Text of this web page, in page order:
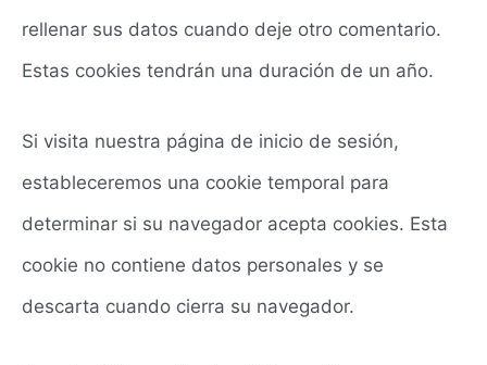
rellenar sus datos cuando deje otro comentario.
Estas cookies tendrán una duración de un año.
Si visita nuestra página de inicio de sesión,
estableceremos una cookie temporal para
determinar si su navegador acepta cookies. Esta
cookie no contiene datos personales y se
descarta cuando cierra su navegador.